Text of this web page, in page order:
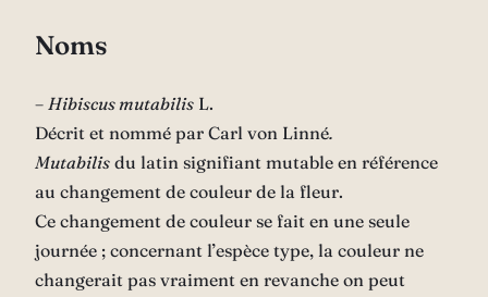
Noms
– Hibiscus mutabilis L.
Décrit et nommé par Carl von Linné.
Mutabilis du latin signifiant mutable en référence
au changement de couleur de la fleur.
Ce changement de couleur se fait en une seule
journée ; concernant l’espèce type, la couleur ne
changerait pas vraiment en revanche on peut